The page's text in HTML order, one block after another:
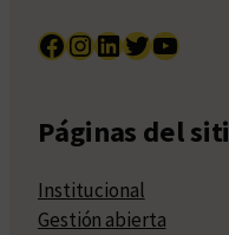
Facebook InstagramLinkedIn Twitter YouTube
Páginas del
Institucional
Gestión abierta